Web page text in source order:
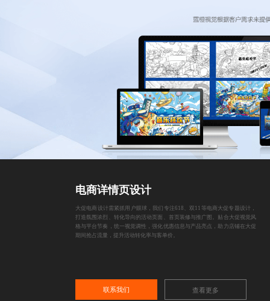
电商详情页设计
大促电商设计需紧抓用户眼球，我们专注618、双11等电商大促专题设计，
打造氛围浓烈、转化导向的活动页面、首页装修与推广图。贴合大促视觉风
格与平台节奏，统一视觉调性，强化优惠信息与产品亮点，助力店铺在大促
期间抢占流量，提升活动转化率与客单价。
联系我们 查看更多